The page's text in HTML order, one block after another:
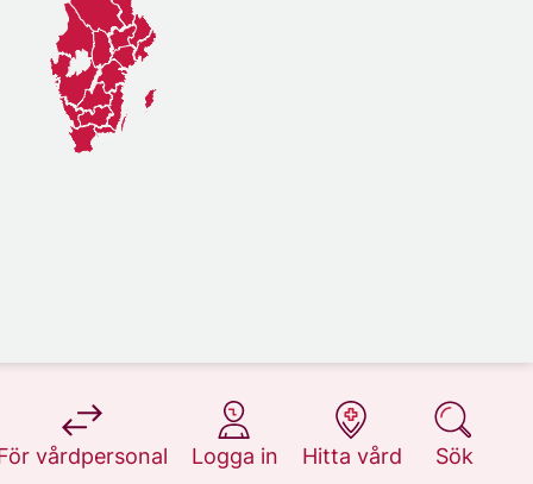
vårdpersonal
på 1177.se
Logga in
på 1177.se
Hitta vård
på 1177.se
Sök
på 1177.se